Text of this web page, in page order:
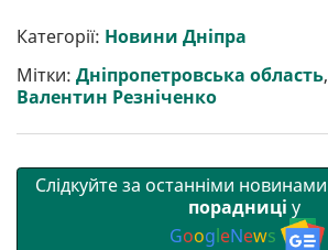
р
и
т
и
b
o
o
k
t
e
r
l g
r
a
m
p
p
Категорії: Новини Дніпра
Мітки: Дніпропетровська область,
Валентин Резніченко
Слідкуйте за останніми новинами
порадниці у
GoogleNews